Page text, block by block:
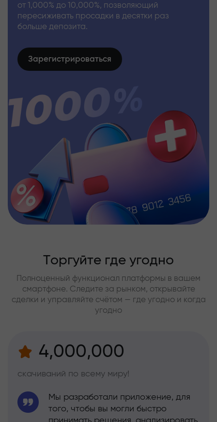
от 1,000% до 10,000%, позволяющий
пересиживать просадки в десятки раз
больше депозита.
Зарегистрироваться
Торгуйте где угодно
Полноценный функционал платформы в вашем
смартфоне. Следите за рынком, открывайте
сделки и управляйте счётом — где угодно и когда
угодно
4,000,000
скачиваний по всему миру!
Мы разработали приложение, для
того, чтобы вы могли быстро